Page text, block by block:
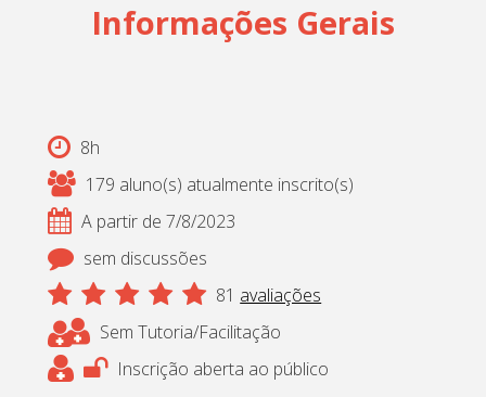
Informações Gerais
8h
179 aluno(s) atualmente inscrito(s)
A partir de 7/8/2023
sem discussões
81 avaliações
Sem Tutoria/Facilitação
Inscrição aberta ao público